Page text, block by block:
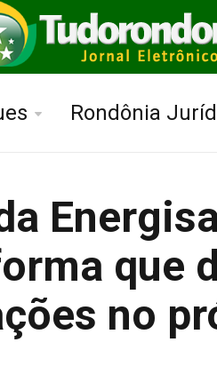
Rondônia
que
no